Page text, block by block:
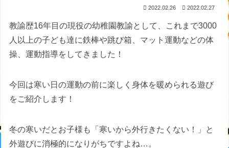
2022.02.26 2022.02.27
教諭歴16年目の現役の幼稚園教諭として、これまで3000
人以上の子ども達に鉄棒や跳び箱、マット運動などの体
操、運動指導をしてきました！
今回は寒い日の運動の前に楽しく身体を暖められる遊び
をご紹介します！
冬の寒いだとお子様も「寒いから外行きたくない！」と
外遊びに消極的になりがちですよね…。